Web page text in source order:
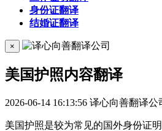
身份证翻译
结婚证翻译
×
美国护照内容翻译
2026-06-14 16:13:56 译心向善翻译公
美国护照是较为常见的国外身份证